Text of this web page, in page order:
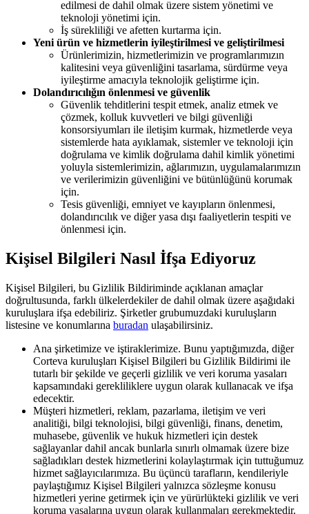
edilmesi de dahil olmak üzere sistem yönetimi ve
teknoloji yönetimi için.
İş sürekliliği ve afetten kurtarma için.
Yeni ürün ve hizmetlerin iyileştirilmesi ve geliştirilmesi
Ürünlerimizin, hizmetlerimizin ve programlarımızın
kalitesini veya güvenliğini tasarlama, sürdürme veya
iyileştirme amacıyla teknolojik geliştirme için.
Dolandırıcılığın önlenmesi ve güvenlik
Güvenlik tehditlerini tespit etmek, analiz etmek ve
çözmek, kolluk kuvvetleri ve bilgi güvenliği
konsorsiyumları ile iletişim kurmak, hizmetlerde veya
sistemlerde hata ayıklamak, sistemler ve teknoloji için
doğrulama ve kimlik doğrulama dahil kimlik yönetimi
yoluyla sistemlerimizin, ağlarımızın, uygulamalarımızın
ve verilerimizin güvenliğini ve bütünlüğünü korumak
için.
Tesis güvenliği, emniyet ve kayıpların önlenmesi,
dolandırıcılık ve diğer yasa dışı faaliyetlerin tespiti ve
önlenmesi için.
Kişisel Bilgileri Nasıl İfşa Ediyoruz
Kişisel Bilgileri, bu Gizlilik Bildiriminde açıklanan amaçlar
doğrultusunda, farklı ülkelerdekiler de dahil olmak üzere aşağıdaki
kuruluşlara ifşa edebiliriz. Şirketler grubumuzdaki kuruluşların
listesine ve konumlarına buradan ulaşabilirsiniz.
Ana şirketimize ve iştiraklerimize. Bunu yaptığımızda, diğer
Corteva kuruluşları Kişisel Bilgileri bu Gizlilik Bildirimi ile
tutarlı bir şekilde ve geçerli gizlilik ve veri koruma yasaları
kapsamındaki gerekliliklere uygun olarak kullanacak ve ifşa
edecektir.
Müşteri hizmetleri, reklam, pazarlama, iletişim ve veri
analitiği, bilgi teknolojisi, bilgi güvenliği, finans, denetim,
muhasebe, güvenlik ve hukuk hizmetleri için destek
sağlayanlar dahil ancak bunlarla sınırlı olmamak üzere bize
sağladıkları destek hizmetlerini kolaylaştırmak için tuttuğumuz
hizmet sağlayıcılarımıza. Bu üçüncü tarafların, kendileriyle
paylaştığımız Kişisel Bilgileri yalnızca sözleşme konusu
hizmetleri yerine getirmek için ve yürürlükteki gizlilik ve veri
koruma yasalarına uygun olarak kullanmaları gerekmektedir.